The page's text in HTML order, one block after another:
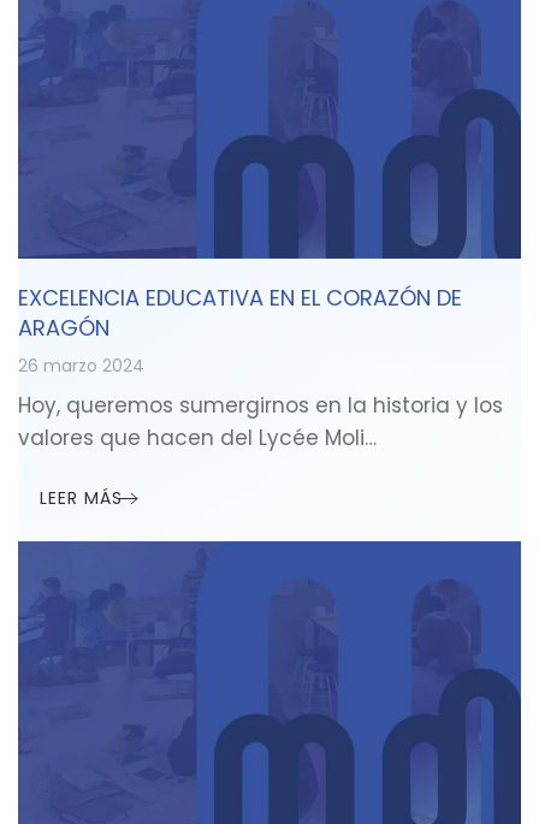
EXCELENCIA EDUCATIVA EN EL CORAZÓN DE
ARAGÓN
26 marzo 2024
Hoy, queremos sumergirnos en la historia y los
valores que hacen del Lycée Moli…
LEER MÁS